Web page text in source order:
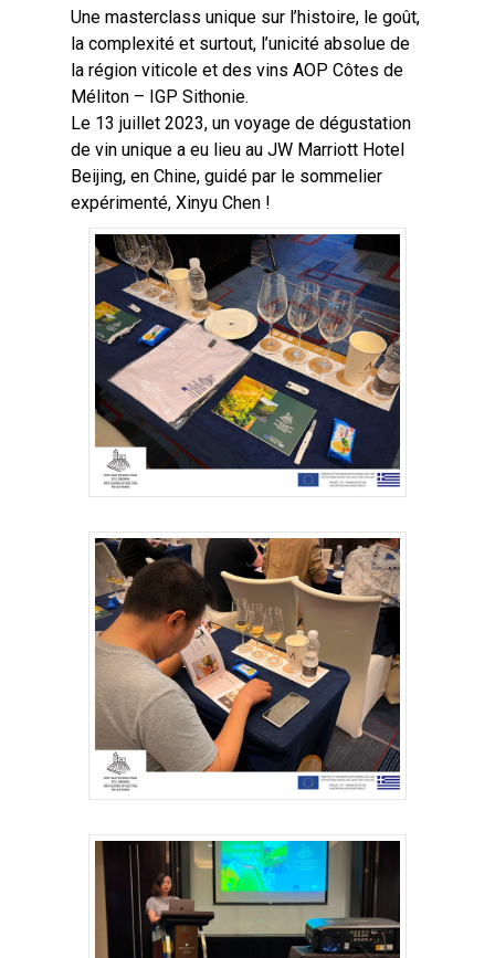
Une masterclass unique sur l’histoire, le goût,
la complexité et surtout, l’unicité absolue de
la région viticole et des vins AOP Côtes de
Méliton – IGP Sithonie.
Le 13 juillet 2023, un voyage de dégustation
de vin unique a eu lieu au JW Marriott Hotel
Beijing, en Chine, guidé par le sommelier
expérimenté, Xinyu Chen !